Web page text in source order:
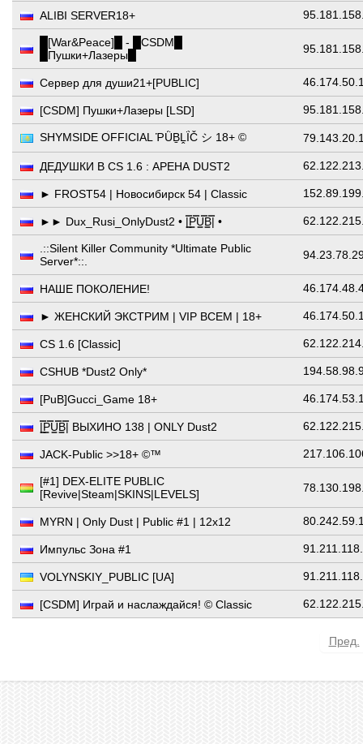
ALIBI SERVER18+
█[War&Peace]█ - █CSDM█
█Пушки+Лазеры█
Сервер для души21+[PUBLIC]
[CSDM] Пушки+Лазеры [LSD]
SHYMSIDE OFFICIAL ῬǛḆḼḮČ シ 18+ ©
ДЕДУШКИ В CS 1.6 : АРЕНА DUST2
► FROST54 | Новосибирск 54 | Classic
►► Dux_Rusi_OnlyDust2 • |͇̿P͇̿U͇̿B͇̿| •
.::Silent Killer Community *Ultimate Public
Server*::.
НАШЕ ПОКОЛЕНИЕ!
► ЖЕНСКИЙ ЭКСТРИМ | VIP ВСЕМ | 18+
CS 1.6 [Classic]
CSHUB *Dust2 Only*
[PuB]Gucci_Game 18+
|͇̿P͇̿U͇̿B͇̿| ВЫХИНО 138 | ONLY Dust2
JACK-Public >>18+ ©™
[#1] DEX-ELITE PUBLIC
[Revive|Steam|SKINS|LEVELS]
MYRN | Only Dust | Public #1 | 12x12
Импульс Зона #1
VOLYNSKIY_PUBLIC [UA]
[CSDM] Играй и наслаждайся! © Classic
Пред.